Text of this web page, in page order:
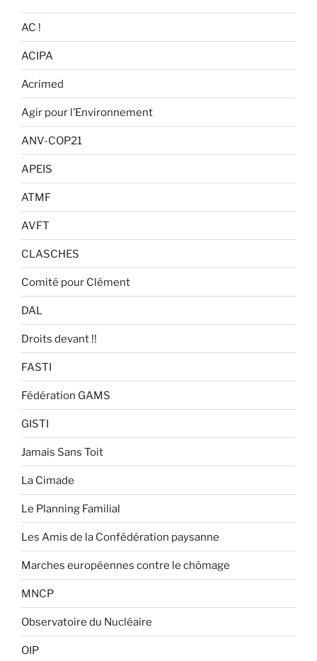
AC !
ACIPA
Acrimed
Agir pour l’Environnement
ANV-COP21
APEIS
ATMF
AVFT
CLASCHES
Comité pour Clément
DAL
Droits devant !!
FASTI
Fédération GAMS
GISTI
Jamais Sans Toit
La Cimade
Le Planning Familial
Les Amis de la Confédération paysanne
Marches européennes contre le chômage
MNCP
Observatoire du Nucléaire
OIP